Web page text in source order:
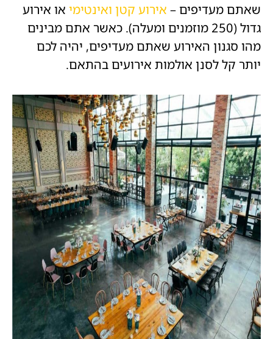
שאתם מעדיפים – אירוע קטן ואינטימי או אירוע
גדול (250 מוזמנים ומעלה). כאשר אתם מבינים
מהו סגנון האירוע שאתם מעדיפים, יהיה לכם
יותר קל לסנן אולמות אירועים בהתאם.